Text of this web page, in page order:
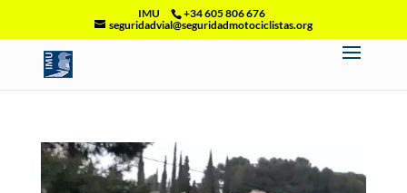
IMU
+34 605 806 676
seguridadvial@seguridadmotociclistas.org